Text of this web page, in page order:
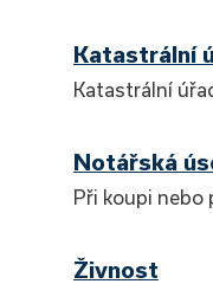
Katastrální
Katastrální
Notářská
Při koupi nebo
Živnost